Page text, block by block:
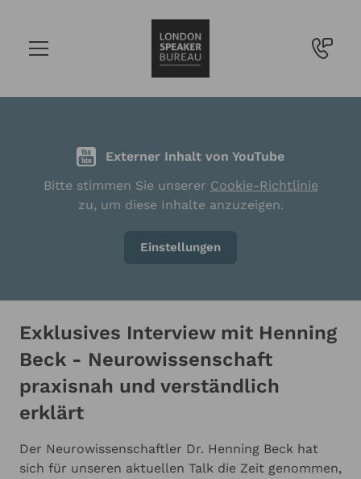
Externer Inhalt von YouTube
Bitte stimmen Sie unserer Cookie-Richtlinie
zu, um diese Inhalte anzuzeigen.
Einstellungen
Exklusives Interview mit Henning
Beck - Neurowissenschaft
praxisnah und verständlich
erklärt
Der Neurowissenschaftler Dr. Henning Beck hat
sich für unseren aktuellen Talk die Zeit genommen,